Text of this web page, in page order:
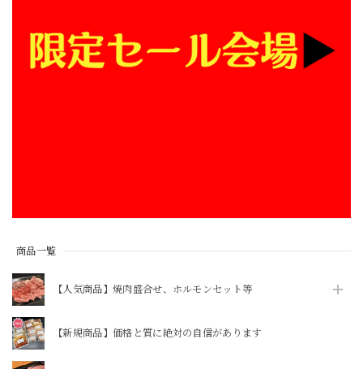
商品一覧
【人気商品】焼肉盛合せ、ホルモンセット等
【新規商品】価格と質に絶対の自信があります